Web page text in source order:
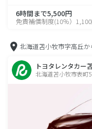
6時間まで5,500円
免責補償制度(10％）
北海道苫小牧市字高丘か
トヨタレンタカー
北海道苫小牧市表町